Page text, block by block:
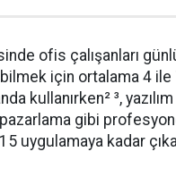
ofis çalışanları
için ortalama 4 ile
kullanırken² ³,
gibi
uygulamaya kadar